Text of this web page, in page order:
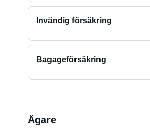
Invändig försäkring
Bagageförsäkring
Ägare